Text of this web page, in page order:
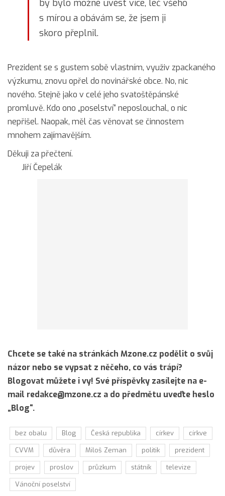
by bylo možné uvést více, leč všeho
s mírou a obávám se, že jsem ji
skoro přeplnil.
Prezident se s gustem sobě vlastním, využiv zpackaného
výzkumu, znovu opřel do novinářské obce. No, nic
nového. Stejně jako v celé jeho svatoštěpánské
promluvě. Kdo ono „poselství“ neposlouchal, o nic
nepřišel. Naopak, měl čas věnovat se činnostem
mnohem zajímavějším.
Děkuji za přečtení.
Jiří Čepelák
Chcete se také na stránkách Mzone.cz podělit o svůj
názor nebo se vypsat z něčeho, co vás trápí?
Blogovat můžete i vy! Své příspěvky zasílejte na e-
mail redakce@mzone.cz a do předmětu uveďte heslo
„Blog“.
bez obalu Blog Česká republika církev
církve
CVVM
důvěra Miloš Zeman politik
prezident
projev
proslov průzkum státník
televize
Vánoční poselství